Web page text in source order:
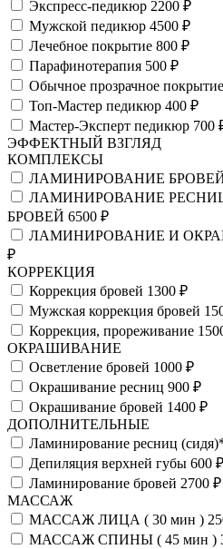
Экспресс-педикюр 2200 ₽
Мужской педикюр 4500 ₽
Лечебное покрытие 800 ₽
Парафинотерапия 500 ₽
Обычное прозрачное покрытие
Топ-Мастер педикюр 400 ₽
Мастер-Эксперт педикюр 700
ЭФФЕКТНЫЙ ВЗГЛЯД
КОМПЛЕКСЫ
ЛАМИНИРОВАНИЕ
ЛАМИНИРОВАНИЕ
БРОВЕЙ 6500 ₽
ЛАМИНИРОВАНИЕ И
₽
КОРРЕКЦИЯ
Коррекция бровей 1300 ₽
Мужская коррекция бровей
Коррекция, прореживание
ОКРАШИВАНИЕ
Осветление бровей 1000 ₽
Окрашивание ресниц 900 ₽
Окрашивание бровей 1400 ₽
ДОПОЛНИТЕЛЬНЫЕ
Ламинирование ресниц
Депиляция верхней губы 600 ₽
Ламинирование бровей 2700 ₽
МАССАЖ
МАССАЖ ЛИЦА ( 30 мин )
МАССАЖ СПИНЫ ( 45 мин )